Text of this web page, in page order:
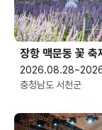
장항 맥문동 꽃 축
충청남도 서천군